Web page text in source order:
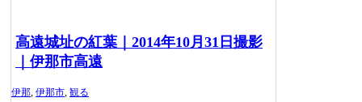
高遠城址の紅葉｜2014年10月31日撮影
｜伊那市高遠
伊那, 伊那市, 観る